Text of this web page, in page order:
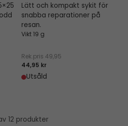
Lätt och kompakt sykit för
snabba reparationer på
resan.
Vikt 19 g
Rek.pris 49,95
44,95 kr
Utsåld
12 produkter